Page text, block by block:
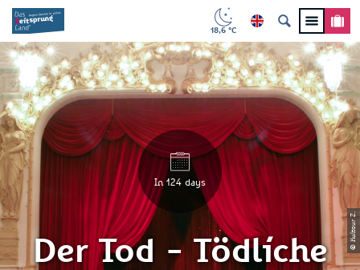
18,6 °C
© Kultour Z.
In 124 days
Der Tod - Tödliche